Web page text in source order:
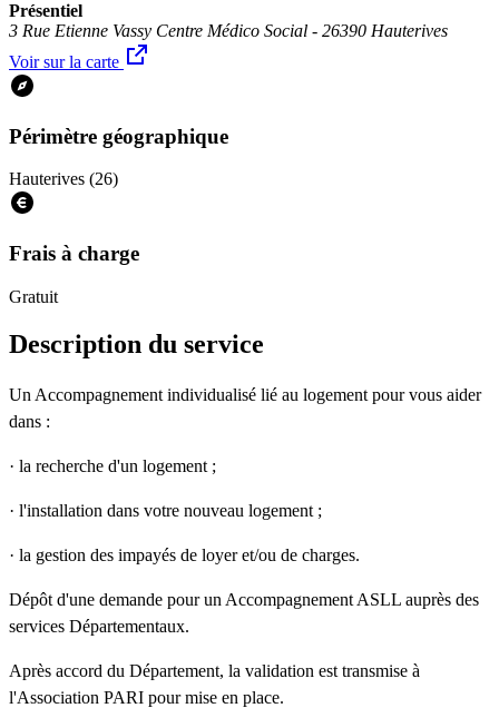
Présentiel
3 Rue Etienne Vassy Centre Médico Social - 26390 Hauterives
Voir sur la carte
Périmètre géographique
Hauterives (26)
Frais à charge
Gratuit
Description du service
Un Accompagnement individualisé lié au logement pour vous aider
dans :
· la recherche d'un logement ;
· l'installation dans votre nouveau logement ;
· la gestion des impayés de loyer et/ou de charges.
Dépôt d'une demande pour un Accompagnement ASLL auprès des
services Départementaux.
Après accord du Département, la validation est transmise à
l'Association PARI pour mise en place.